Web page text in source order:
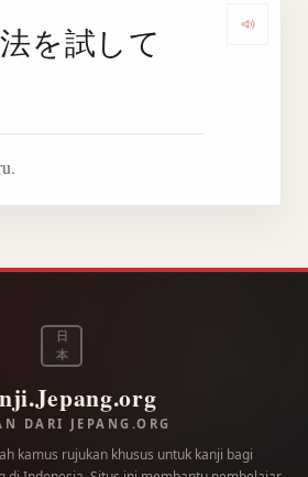
を試して
日
本
DARI JEPANG.ORG
kamus rujukan khusus untuk kanji bagi